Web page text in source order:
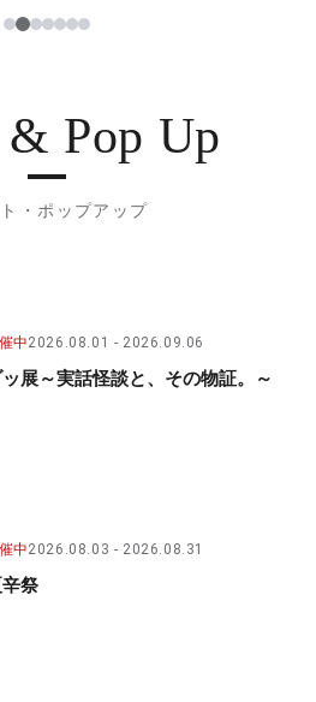
123456
Pop Up
・ポップアップ
中2026.08.01 2026.09.06
ッ展～実話怪談と、その物証。～
中2026.08.03 2026.08.31
祭